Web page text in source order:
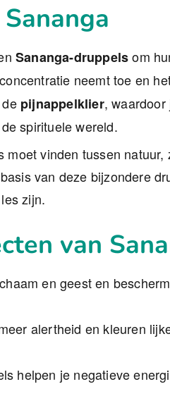
Sananga-druppelsom
neemt toe en
pijnappelklier, waardoor
spirituele wereld.
vinden tussen natuur,
van deze bijzondere
zijn.
van
en geest en
alertheid en kleuren
helpen je negatieve